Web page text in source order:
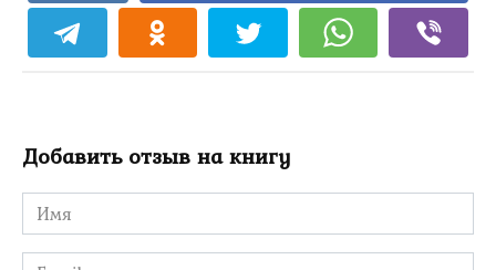
Добавить отзыв на книгу
Имя
*
Email